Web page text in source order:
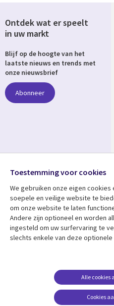
Bekijk meer
Library
NETHERLANDS
Artikelen
Evenementen
Ontdek wat er speelt
in uw markt
Blijf op de hoogte van het
laatste nieuws en trends met
onze nieuwsbrief
Abonneer
Media
NETHERLANDS
Toestemming voor cookies
We gebruiken onze eigen cookies
soepele en veilige website te
om onze website te laten
Andere zijn optioneel en worden
ingesteld om uw surfervaring te
slechts enkele van deze
Cookies
Alle cookies